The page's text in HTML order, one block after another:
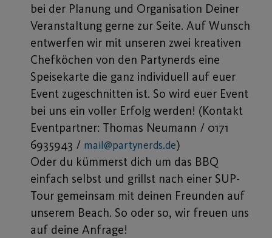
bei der Planung und Organisation Deiner
Veranstaltung gerne zur Seite. Auf Wunsch
entwerfen wir mit unseren zwei kreativen
Chefköchen von den Partynerds eine
Speisekarte die ganz individuell auf euer
Event zugeschnitten ist. So wird euer Event
bei uns ein voller Erfolg werden! (Kontakt
Eventpartner: Thomas Neumann / 0171
6935943 / mail@partynerds.de)
Oder du kümmerst dich um das BBQ
einfach selbst und grillst nach einer SUP-
Tour gemeinsam mit deinen Freunden auf
unserem Beach. So oder so, wir freuen uns
auf deine Anfrage!